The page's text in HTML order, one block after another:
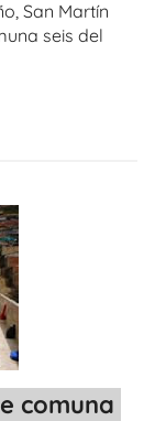
San Martín
seis del
comuna